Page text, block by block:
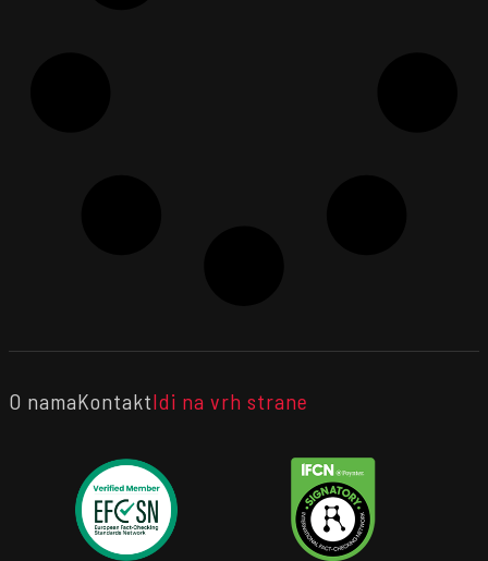
O namaKontaktIdi na vrh strane